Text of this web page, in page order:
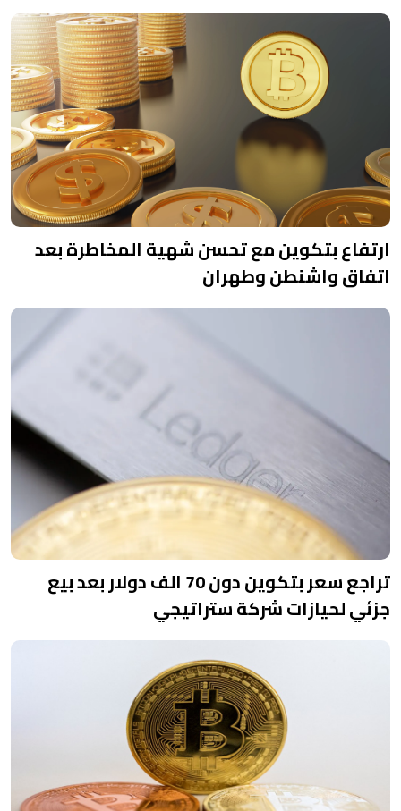
ارتفاع بتكوين مع تحسن شهية المخاطرة بعد
اتفاق واشنطن وطهران
تراجع سعر بتكوين دون 70 الف دولار بعد بيع
جزئي لحيازات شركة ستراتيجي